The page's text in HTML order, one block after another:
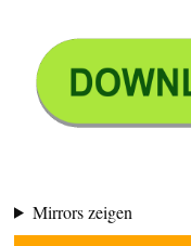
Mirrors zeigen